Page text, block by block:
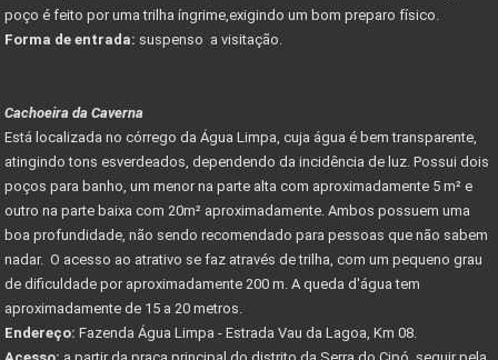
poço é feito por uma trilha íngrime,exigindo um bom preparo físico.
Forma de entrada: suspenso a visitação.
Cachoeira da Caverna
Está localizada no córrego da Água Limpa, cuja água é bem transparente,
atingindo tons esverdeados, dependendo da incidência de luz. Possui dois
poços para banho, um menor na parte alta com aproximadamente 5 m² e
outro na parte baixa com 20m² aproximadamente. Ambos possuem uma
boa profundidade, não sendo recomendado para pessoas que não sabem
nadar. O acesso ao atrativo se faz através de trilha, com um pequeno grau
de dificuldade por aproximadamente 200 m. A queda d'água tem
aproximadamente de 15 a 20 metros.
Endereço: Fazenda Água Limpa - Estrada Vau da Lagoa, Km 08.